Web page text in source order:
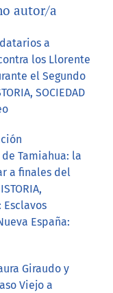
autor/a
a
los Llorente
el Segundo
SOCIEDAD
Tamiahua: la
a finales del
Esclavos
España:
Giraudo y
Viejo a